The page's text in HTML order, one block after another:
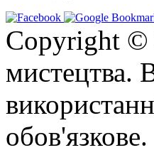
Copyright ©
мистецтва.
обов'язкове.